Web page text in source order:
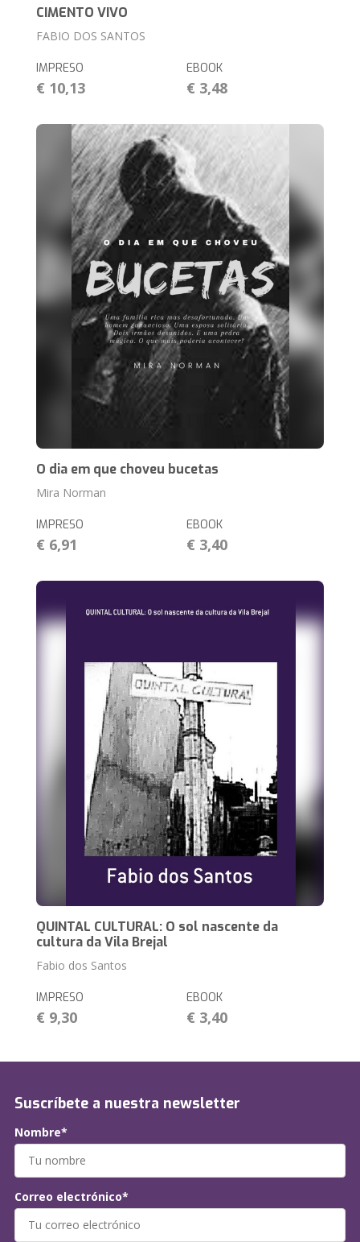
CIMENTO VIVO
FABIO DOS SANTOS
IMPRESO
€ 10,13
EBOOK
€ 3,48
O dia em que choveu bucetas
Mira Norman
IMPRESO
€ 6,91
EBOOK
€ 3,40
QUINTAL CULTURAL: O sol nascente da
cultura da Vila Brejal
Fabio dos Santos
IMPRESO
€ 9,30
EBOOK
€ 3,40
Suscríbete a nuestra newsletter
Nombre*
Correo electrónico*